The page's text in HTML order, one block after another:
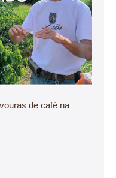
de café na